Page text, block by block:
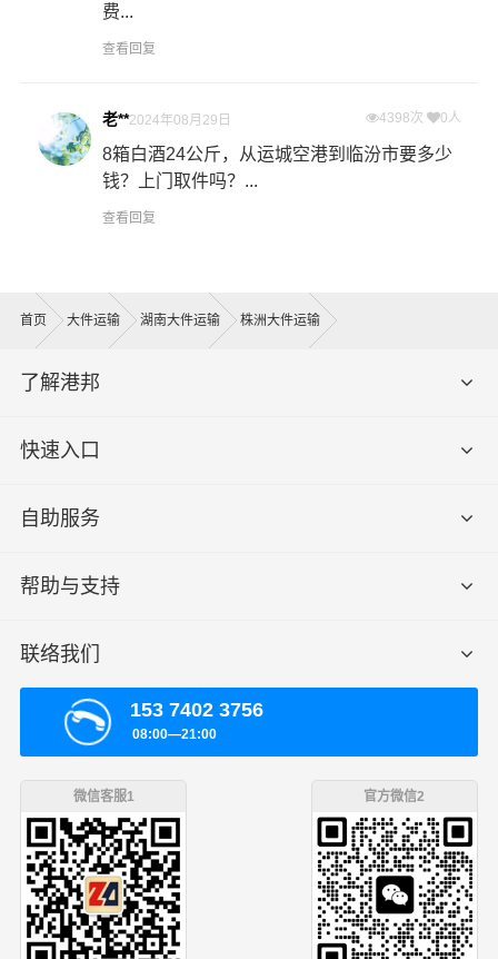
费...
查看回复
老**2024年08月29日 4398次 0人
8箱白酒24公斤，从运城空港到临汾市要多少
钱？上门取件吗？...
查看回复
首页 大件运输 湖南大件运输 株洲大件运输
了解港邦
快速入口
自助服务
帮助与支持
联络我们
153 7402 3756
08:00—21:00
微信客服1 官方微信2